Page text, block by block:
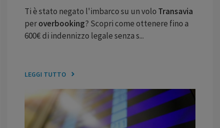
Ti è stato negato l'imbarco su un volo Transavia
peroverbooking? Scopri come ottenere fino a
600€ di indennizzo legale senza s...
LEGGI TUTTO